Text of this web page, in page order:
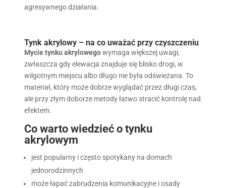
agresywnego działania.
Tynk akrylowy – na co uważać przy czyszczeniu
Mycie tynku akrylowegowymaga większej uwagi,
zwłaszcza gdy elewacja znajduje się blisko drogi, w
wilgotnym miejscu albo długo nie była odświeżana. To
materiał, który może dobrze wyglądać przez długi czas,
ale przy złym doborze metody łatwo stracić kontrolę nad
efektem.
Co warto wiedzieć o tynku
akrylowym
jest popularny i często spotykany na domach
jednorodzinnych
może łapać zabrudzenia komunikacyjne i osady